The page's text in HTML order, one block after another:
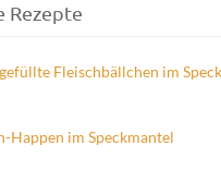
Rezepte
Fleischbällchen im
Happen im Speckmantel